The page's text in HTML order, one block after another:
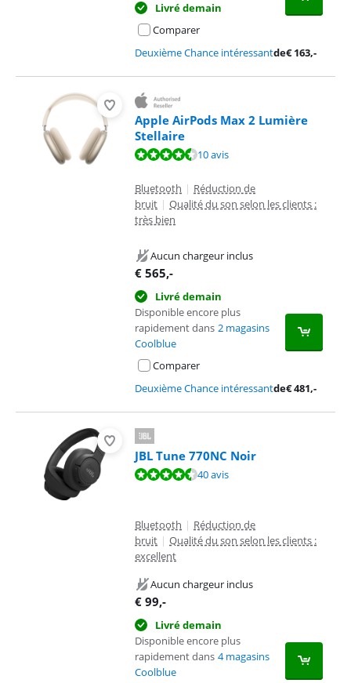
Livré demain
Comparer
Deuxième Chance intéressantde€163,-
Apple AirPods Max 2 Lumière
Stellaire
La note est de 9,3 sur 10, basée sur 10 avis.10 avis
Bluetooth | Réduction de
bruit | Qualité du son selon les clients :
très bien
Aucun chargeur inclus
€ 565,-
Livré demain
Disponible encore plus
rapidement dans 2 magasins
Coolblue
Comparer
Deuxième Chance intéressantde€481,-
JBL Tune 770NC Noir
La note est de 8,7 sur 10, basée sur 40 avis.40 avis
Bluetooth | Réduction de
bruit | Qualité du son selon les clients :
excellent
Aucun chargeur inclus
€ 99,-
Livré demain
Disponible encore plus
rapidement dans 4 magasins
Coolblue